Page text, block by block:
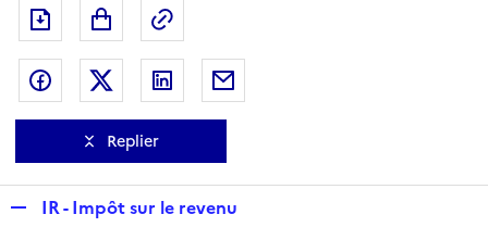
Exporter le document au format pdf
Partager sur Facebook
Partager sur Twitter
Partager sur LinkedIn
Replier
IR - Impôt sur le revenu